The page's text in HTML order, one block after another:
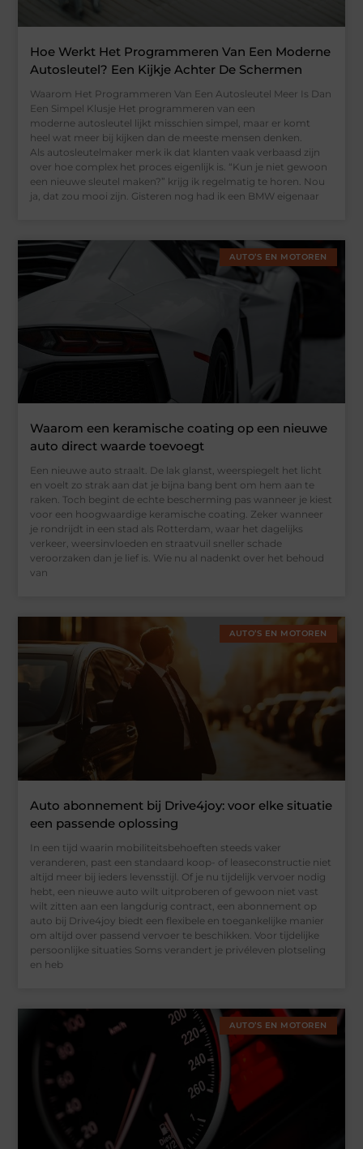
Hoe Werkt Het Programmeren Van Een Moderne
Autosleutel? Een Kijkje Achter De Schermen
Waarom Het Programmeren Van Een Autosleutel Meer Is Dan
Een Simpel Klusje Het programmeren van een
moderne autosleutel lijkt misschien simpel, maar er komt
heel wat meer bij kijken dan de meeste mensen denken.
Als autosleutelmaker merk ik dat klanten vaak verbaasd zijn
over hoe complex het proces eigenlijk is. “Kun je niet gewoon
een nieuwe sleutel maken?” krijg ik regelmatig te horen. Nou
ja, dat zou mooi zijn. Gisteren nog had ik een BMW eigenaar
AUTO’S EN MOTOREN
Waarom een keramische coating op een nieuwe
auto direct waarde toevoegt
Een nieuwe auto straalt. De lak glanst, weerspiegelt het licht
en voelt zo strak aan dat je bijna bang bent om hem aan te
raken. Toch begint de echte bescherming pas wanneer je kiest
voor een hoogwaardige keramische coating. Zeker wanneer
je rondrijdt in een stad als Rotterdam, waar het dagelijks
verkeer, weersinvloeden en straatvuil sneller schade
veroorzaken dan je lief is. Wie nu al nadenkt over het behoud
van
AUTO’S EN MOTOREN
Auto abonnement bij Drive4joy: voor elke situatie
een passende oplossing
In een tijd waarin mobiliteitsbehoeften steeds vaker
veranderen, past een standaard koop- of leaseconstructie niet
altijd meer bij ieders levensstijl. Of je nu tijdelijk vervoer nodig
hebt, een nieuwe auto wilt uitproberen of gewoon niet vast
wilt zitten aan een langdurig contract, een abonnement op
auto bij Drive4joy biedt een flexibele en toegankelijke manier
om altijd over passend vervoer te beschikken. Voor tijdelijke
persoonlijke situaties Soms verandert je privéleven plotseling
en heb
AUTO’S EN MOTOREN